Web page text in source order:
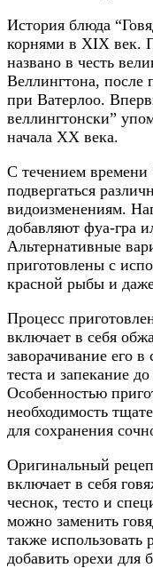
История блюда
корнями в XIX век.
названо в честь
Веллингтона, после
при Ватерлоо.
веллингтонски”
начала XX века.
С течением времени
подвергаться
видоизменениям.
добавляют фуа-гра
Альтернативные
приготовлены с
красной рыбы и
Процесс
включает в себя
заворачивание его
теста и запекание
Особенностью
необходимость
для сохранения
Оригинальный
включает в себя
чеснок, тесто и
можно заменить
также
добавить орехи для